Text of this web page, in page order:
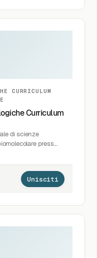
CURRICULUM
Curriculum
di scienze
press...
Unisciti